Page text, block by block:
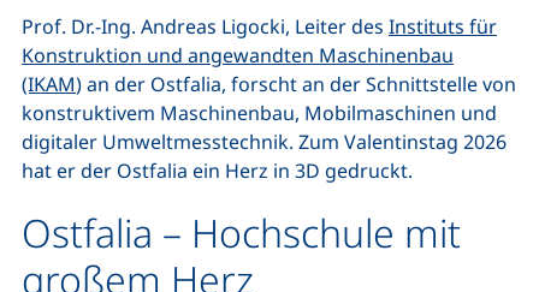
Prof. Dr.-Ing. Andreas Ligocki, Leiter des Instituts für
Konstruktion und angewandten Maschinenbau
(IKAM) an der Ostfalia, forscht an der Schnittstelle von
konstruktivem Maschinenbau, Mobilmaschinen und
digitaler Umweltmesstechnik. Zum Valentinstag 2026
hat er der Ostfalia ein Herz in 3D gedruckt.
Ostfalia – Hochschule mit
großem Herz